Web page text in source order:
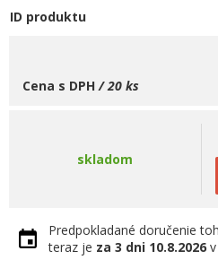
ID produktu
Cena s DPH/ 20 ks
skladom
Predpokladané doručenie
teraz je za 3 dni 10.8.2026 v